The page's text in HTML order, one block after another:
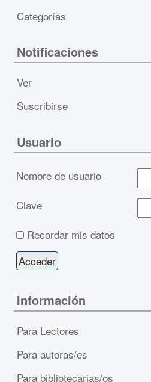
Categorías
Notificaciones
Ver
Suscribirse
Usuario
Nombre de usuario
Clave
Recordar mis datos
Información
Para Lectores
Para autoras/es
Para bibliotecarias/os